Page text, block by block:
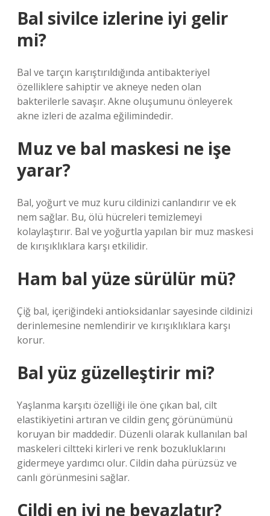
Bal sivilce izlerine iyi gelir
mi?
Bal ve tarçın karıştırıldığında antibakteriyel
özelliklere sahiptir ve akneye neden olan
bakterilerle savaşır. Akne oluşumunu önleyerek
akne izleri de azalma eğilimindedir.
Muz ve bal maskesi ne işe
yarar?
Bal, yoğurt ve muz kuru cildinizi canlandırır ve ek
nem sağlar. Bu, ölü hücreleri temizlemeyi
kolaylaştırır. Bal ve yoğurtla yapılan bir muz maskesi
de kırışıklıklara karşı etkilidir.
Ham bal yüze sürülür mü?
Çiğ bal, içeriğindeki antioksidanlar sayesinde cildinizi
derinlemesine nemlendirir ve kırışıklıklara karşı
korur.
Bal yüz güzelleştirir mi?
Yaşlanma karşıtı özelliği ile öne çıkan bal, cilt
elastikiyetini artıran ve cildin genç görünümünü
koruyan bir maddedir. Düzenli olarak kullanılan bal
maskeleri ciltteki kirleri ve renk bozukluklarını
gidermeye yardımcı olur. Cildin daha pürüzsüz ve
canlı görünmesini sağlar.
Cildi en iyi ne beyazlatır?